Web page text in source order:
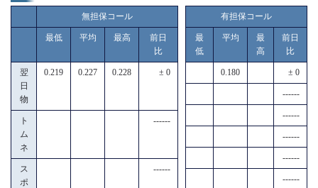
無担保コール
最低 平均 最高
前日
比
翌
日
物
0.219 0.227 0.228 ± 0
ト
ム
ネ
------
ス
ポ
------
有担保コール
最
低
平均
最
高
前日
比
0.180 ± 0
------
------
------
------
------